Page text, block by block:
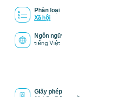
Phân loại
Xã hội
Ngôn ngữ
tiếng Việt
Giấy phép